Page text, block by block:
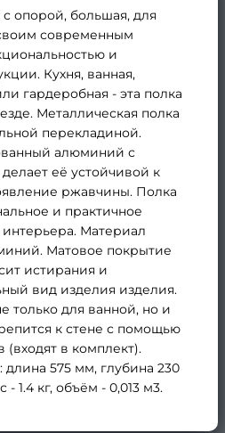
опорой, большая, для
современным
и
Кухня, ванная,
гардеробная - эта полка
Металлическая полка
перекладиной.
алюминий с
её устойчивой к
ржавчины. Полка
и практичное
Материал
Матовое покрытие
истирания и
вид изделия изделия.
только для ванной, но и
к стене с помощью
в комплект).
575 мм, глубина 230
1.4 кг, объём - 0,013 м3.